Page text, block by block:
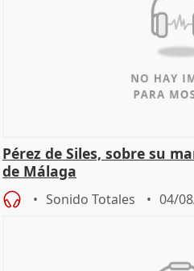
Pérez de Siles, sobre su
de Málaga
Sonido Totales 04/